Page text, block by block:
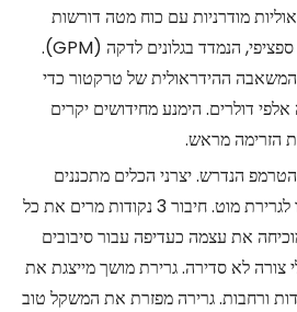
מודרניות עם כוח מטה דורשות
קצב זרימה הידראולי מאוד ספציפי, הנמדד בגלונים לדקה (GPM).
המשאבה ההידראולית של טרקטור כדי
דולרים. הימנע מחידושים יקרים
הזרימה מראש.
הנדרש. יצרני הכלים מתכננים
מכונות לחיבור 3 נקודות או לגרירת מוט. חיבור 3 נקודות מרים את כל
את עצמה כעדיפה עבור סיבובים
צורה לא סדירה. גרירת מושך מייצגת את
ורחבות. גרירה מפזרת את המשקל טוב